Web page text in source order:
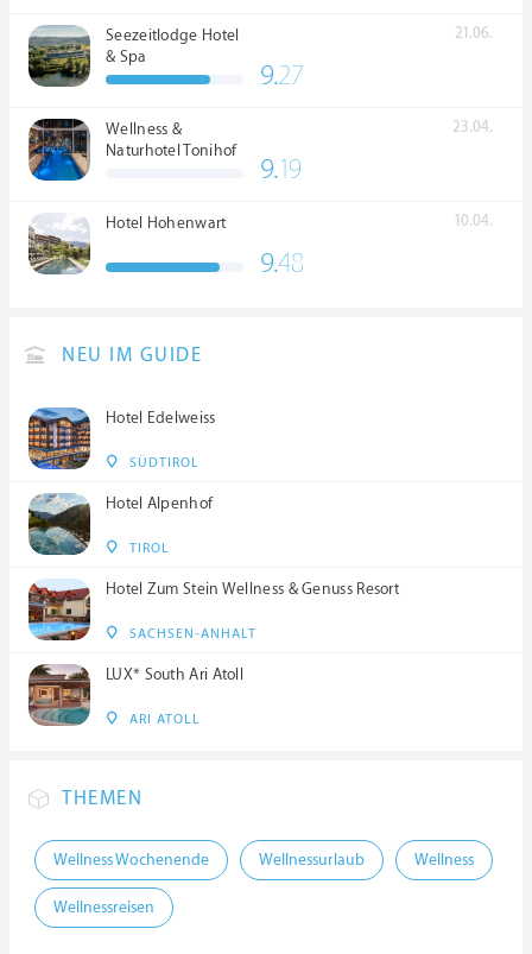
Seezeitlodge Hotel
& Spa
21.06.
9.27
Wellness &
Naturhotel Tonihof
23.04.
9.19
Hotel Hohenwart 10.04.
9.48
NEU IM GUIDE
Hotel Edelweiss
SÜDTIROL
Hotel Alpenhof
TIROL
Hotel Zum Stein Wellness & Genuss Resort
SACHSEN-ANHALT
LUX* South Ari Atoll
ARI ATOLL
THEMEN
Wellness Wochenende Wellnessurlaub Wellness
Wellnessreisen